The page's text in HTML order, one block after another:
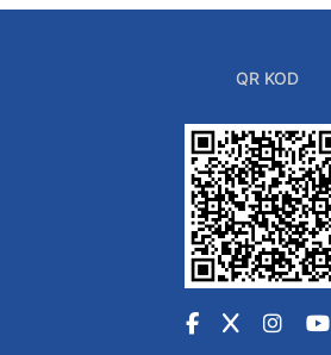
QR KOD
Facebook
X